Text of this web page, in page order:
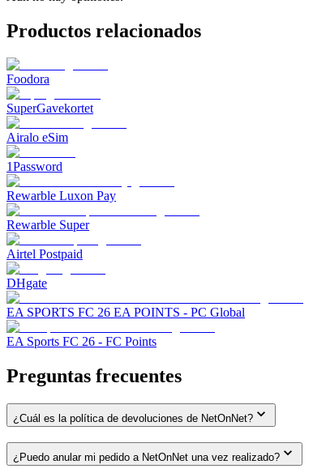
Productos relacionados
Foodora
SuperGavekortet
Airalo eSim
1Password
Rewarble Luxon Pay
Rewarble Super
Airtel Postpaid
DHgate
EA SPORTS FC 26 EA POINTS - PC Global
EA Sports FC 26 - FC Points
Preguntas frecuentes
¿Cuál es la política de devoluciones de NetOnNet?
¿Puedo anular mi pedido a NetOnNet una vez realizado?